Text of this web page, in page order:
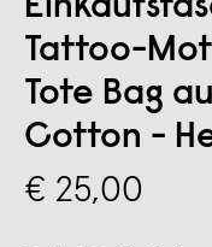
Tattoo-
Tote Bag
Cotton -
€ 25,00